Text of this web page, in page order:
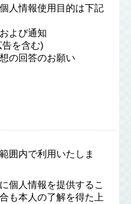
人情報使用目的は下記
よび通知
を含む)
の回答のお願い
囲内で利用いたしま
個人情報を提供するこ
も本人の了解を得た上